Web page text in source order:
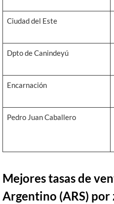
Ciudad del Este
Dpto de Canindeyú
Encarnación
Pedro Juan Caballero
Mejores tasas de
Argentino (ARS) por